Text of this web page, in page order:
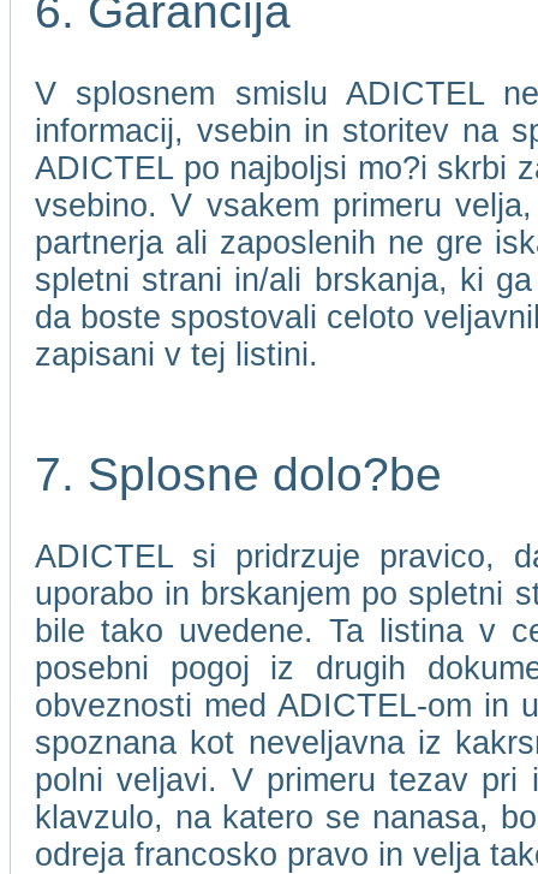
6. Garancija
V splosnem smislu ADICTEL
informacij, vsebin in storitev na
ADICTEL po najboljsi mo?i skrbi
vsebino. V vsakem primeru
partnerja ali zaposlenih ne gre
spletni strani in/ali brskanja, ki
da boste spostovali celoto
zapisani v tej listini.
7. Splosne dolo?be
ADICTEL si pridrzuje pravico,
uporabo in brskanjem po spletni
bile tako uvedene. Ta listina v
posebni pogoj iz drugih
obveznosti med ADICTEL-om in
spoznana kot neveljavna iz
polni veljavi. V primeru tezav pri
klavzulo, na katero se nanasa,
odreja francosko pravo in velja